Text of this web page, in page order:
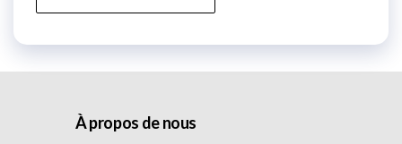
À propos de nous